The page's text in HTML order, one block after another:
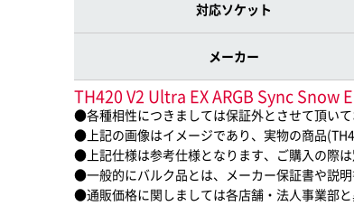
対応ソケット
メーカー
TH420 V2 Ultra EX ARGB Sync
●各種相性につきましては保証外とさせて頂いて
●上記の画像はイメージであり、実物の商品
●上記仕様は参考仕様となります、ご購入の際
●一般的にバルク品とは、メーカー保証書や説
●通販価格に関しましては各店舗・法人事業部と